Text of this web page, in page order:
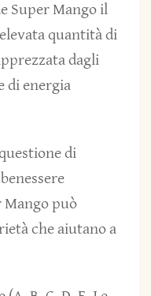
Super Mango il
quantità di
dagli
di energia
di
Mango può
che aiutano a